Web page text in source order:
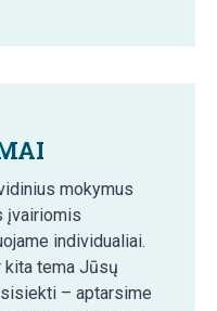
mokymus
įvairiomis
individualiai.
kita tema Jūsų
– aptarsime